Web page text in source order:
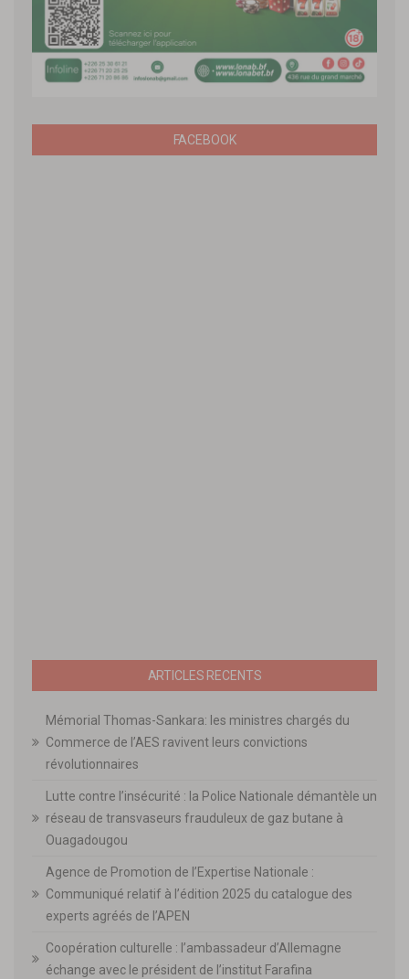
FACEBOOK
ARTICLES RECENTS
Mémorial Thomas-Sankara: les ministres chargés du
Commerce de l’AES ravivent leurs convictions
révolutionnaires
Lutte contre l’insécurité : la Police Nationale démantèle un
réseau de transvaseurs frauduleux de gaz butane à
Ouagadougou
Agence de Promotion de l’Expertise Nationale :
Communiqué relatif à l’édition 2025 du catalogue des
experts agréés de l’APEN
Coopération culturelle : l’ambassadeur d’Allemagne
échange avec le président de l’institut Farafina